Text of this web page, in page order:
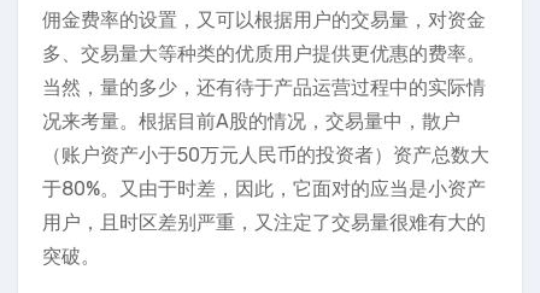
佣金费率的设置，又可以根据用户的交易量，对资金
多、交易量大等种类的优质用户提供更优惠的费率。
当然，量的多少，还有待于产品运营过程中的实际情
况来考量。根据目前A股的情况，交易量中，散户
（账户资产小于50万元人民币的投资者）资产总数大
于80%。又由于时差，因此，它面对的应当是小资产
用户，且时区差别严重，又注定了交易量很难有大的
突破。